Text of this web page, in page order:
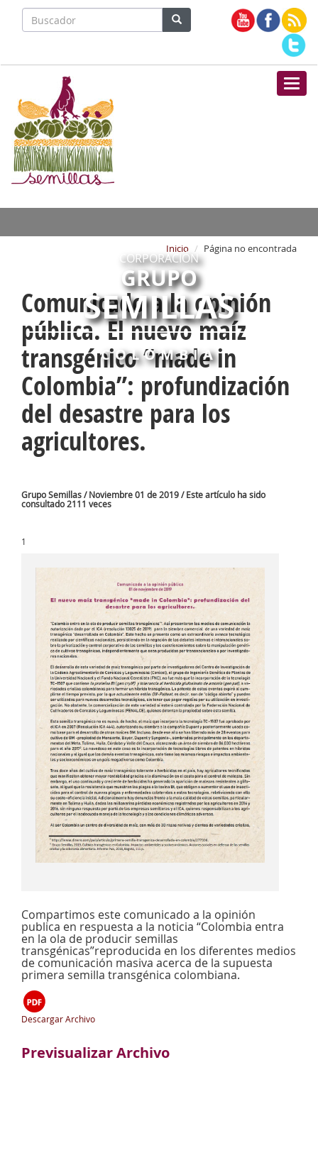
CORPORACIÓN
GRUPO
SEMILLAS
COLOMBIA
Inicio Página no encontrada
Comunicado a la opinión
pública. El nuevo maíz
transgénico “made in
Colombia”: profundización
del desastre para los
agricultores.
Grupo Semillas / Noviembre 01 de 2019 / Este artículo ha sido
consultado 2111 veces
1
Compartimos este comunicado a la opinión
publica en respuesta a la noticia “Colombia entra
en la ola de producir semillas
transgénicas”reproducida en los diferentes medios
de comunicación masiva acerca de la supuesta
primera semilla transgénica colombiana.
Descargar Archivo
Previsualizar Archivo